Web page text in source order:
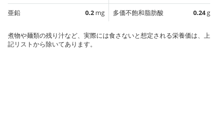
亜鉛
0.2 mg
多価不飽和脂肪酸
0.24g
煮物や麺類の残り汁など、実際には食さないと想定される栄養価は、上
記リストから除いてあります。